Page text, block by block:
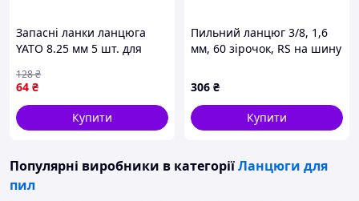
Запасні ланки ланцюга
YATO 8.25 мм 5 шт. для
84962 з марганцевої сталі
64 ₴
128₴
Купити
Пильний ланцюг 3/8, 1,6
мм, 60 зірочок, RS на шину
CANFLY, TM-N-282169
306 ₴
Купити
Популярні виробники в категоріїЛанцюги для
пил